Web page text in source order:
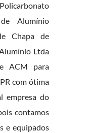
Alumínio
Chapa de
Ltda
ACM para
com ótima
empresa do
contamos
e equipados